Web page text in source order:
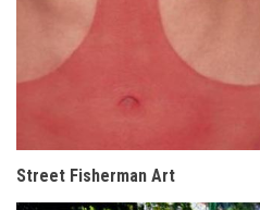
Street Fisherman Art